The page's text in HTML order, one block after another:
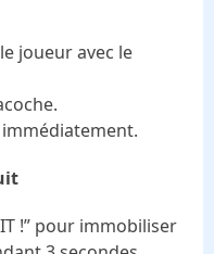
joueur avec le
!” pour immobiliser